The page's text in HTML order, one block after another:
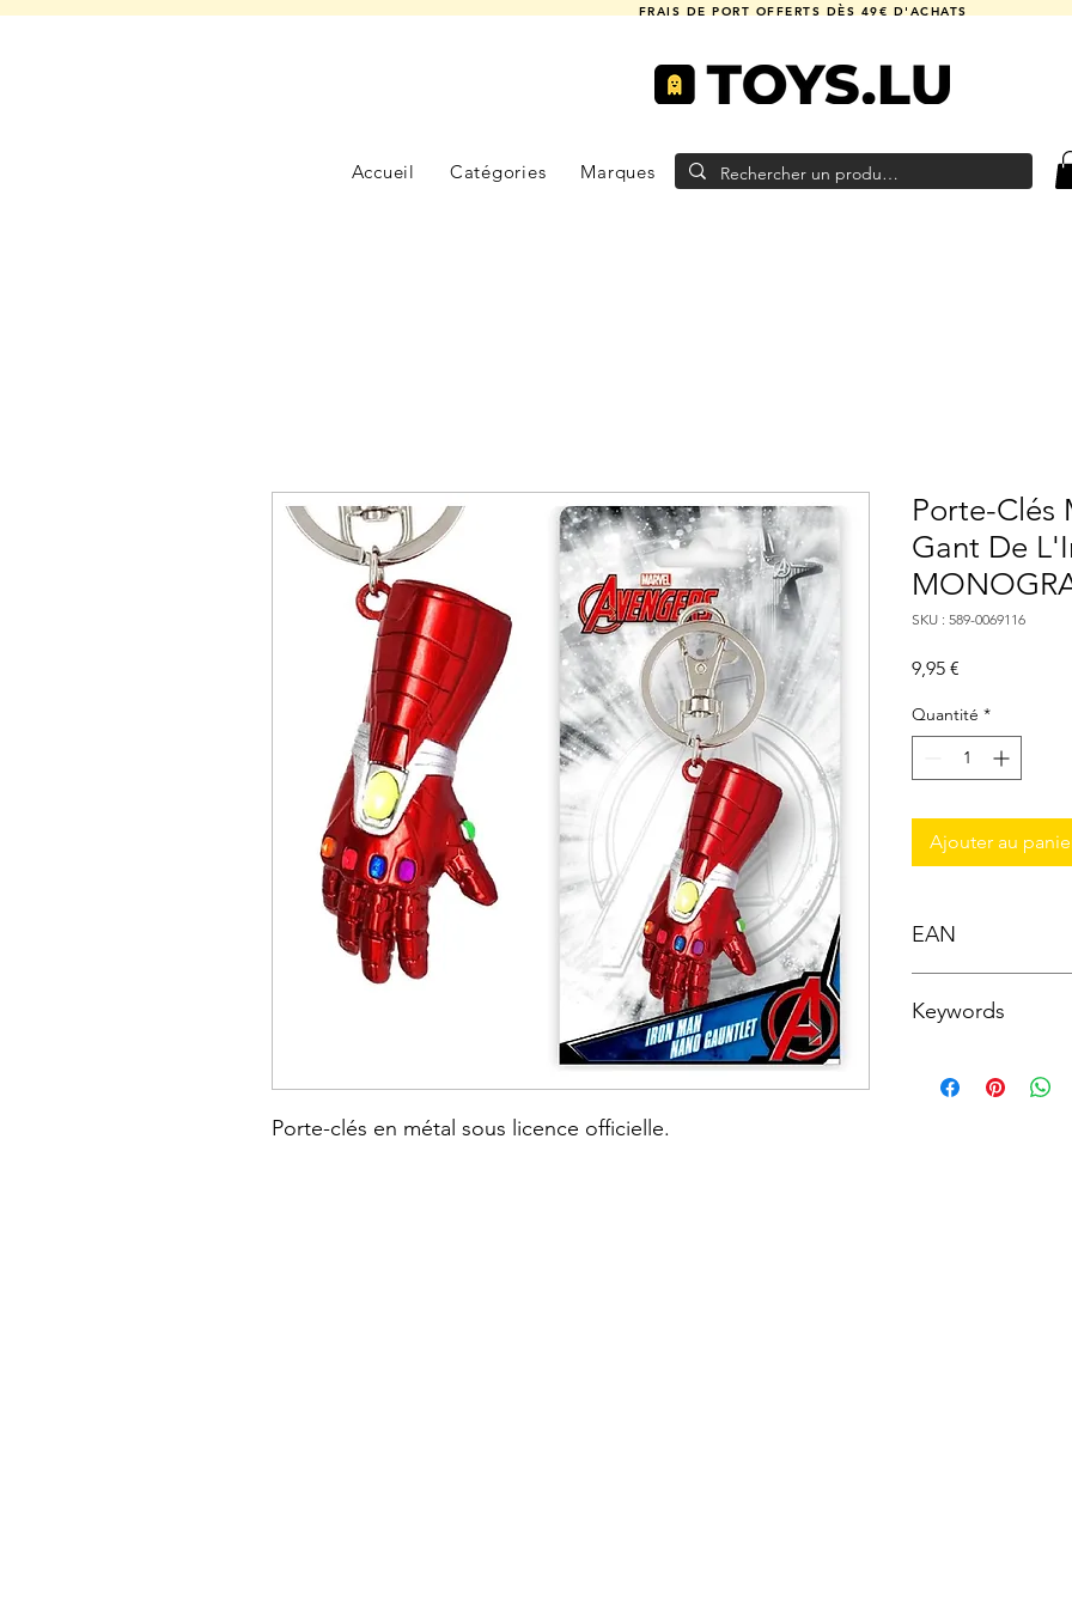
FRAIS DE PORT OFFERTS DÈS 49€ D'ACHATS
Accueil Catégories Marques
Porte-clés en métal sous licence officielle.
Porte-Clés
Gant De
SKU : 589-0069116
9,95 €
Quantité *
Ajouter au
EAN
Keywords
; Magnet ; Marvel ;